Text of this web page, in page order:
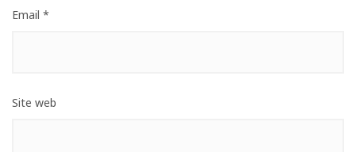
Email *
Site web